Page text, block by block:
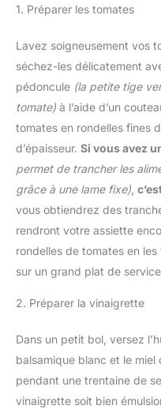
1. Préparer les tomates
Lavez soigneusement vos
séchez-les délicatement
pédoncule (la petite tige
tomate) à l’aide d’un
tomates en rondelles fines
d’épaisseur. Si vous avez
permet de trancher les
grâce à une lame fixe)
vous obtiendrez des
rendront votre assiette
rondelles de tomates en
sur un grand plat de
2. Préparer la vinaigrette
Dans un petit bol, versez
balsamique blanc et le
pendant une trentaine de
vinaigrette soit bien